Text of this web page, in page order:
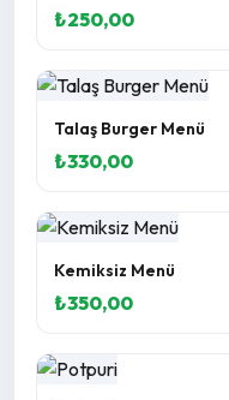
₺250,00
Talaş Burger Menü
₺330,00
Kemiksiz Menü
₺350,00